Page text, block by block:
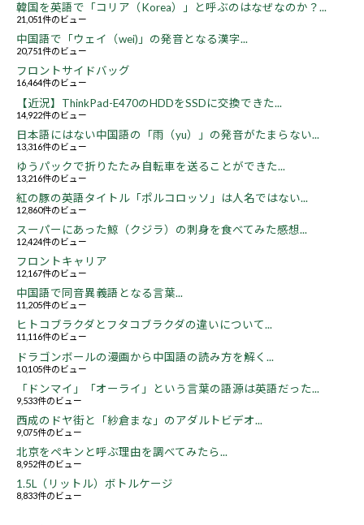
韓国を英語で「コリア（Korea）」と呼ぶのはなぜなのか？...
21,051件のビュー
中国語で「ウェイ（wei)」の発音となる漢字...
20,751件のビュー
フロントサイドバッグ
16,464件のビュー
【近況】ThinkPad-E470のHDDをSSDに交換できた...
14,922件のビュー
日本語にはない中国語の「雨（yu）」の発音がたまらない...
13,316件のビュー
ゆうパックで折りたたみ自転車を送ることができた...
13,216件のビュー
紅の豚の英語タイトル「ポルコロッソ」は人名ではない...
12,860件のビュー
スーパーにあった鯨（クジラ）の刺身を食べてみた感想...
12,424件のビュー
フロントキャリア
12,167件のビュー
中国語で同音異義語となる言葉...
11,205件のビュー
ヒトコブラクダとフタコブラクダの違いについて...
11,116件のビュー
ドラゴンボールの漫画から中国語の読み方を解く...
10,105件のビュー
「ドンマイ」「オーライ」という言葉の語源は英語だった...
9,533件のビュー
西成のドヤ街と「紗倉まな」のアダルトビデオ...
9,075件のビュー
北京をペキンと呼ぶ理由を調べてみたら...
8,952件のビュー
1.5L（リットル）ボトルケージ
8,833件のビュー